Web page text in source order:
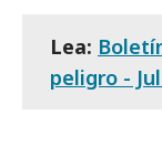
Lea:
peligro -